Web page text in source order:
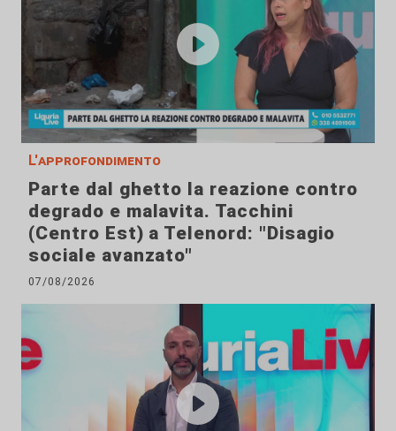
L'approfondimento
Parte dal ghetto la reazione contro
degrado e malavita. Tacchini
(Centro Est) a Telenord: "Disagio
sociale avanzato"
07/08/2026